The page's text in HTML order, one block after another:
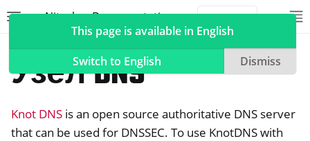
Nitrokey Documentation
navigation of Nitrokeys
Узел DNS
Knot DNS is an open source authoritative DNS server
that can be used for DNSSEC. To use KnotDNS with
This page is available in English
Switch to English
Dismiss